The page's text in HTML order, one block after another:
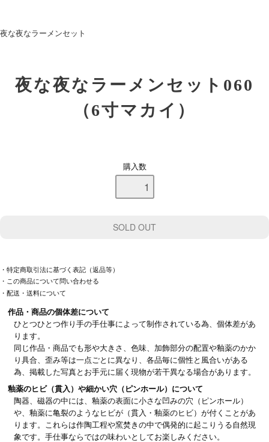
夜な夜なラーメンセット
夜な夜なラーメンセット060
（6寸マカイ）
購入数
・特定商取引法に基づく表記（返品等）
・この商品について問い合わせる
・配送・送料について
作品・商品の個体差について
ひとつひとつ作り手の手仕事によって制作されている為、個体差があ
ります。
同じ作品・商品でも形や大きさ、色味、加飾部分の配置や釉薬のかか
り具合、歪み等は一点ごとに異なり、各品毎に個性と風合いがある
為、掲載した写真とお手元に届く現物が若干異なる場合があります。
釉薬のヒビ（貫入）や細かい穴（ピンホール）について
陶器、磁器の中には、釉薬の表面に小さな凹みの穴（ピンホール）
や、釉薬に亀裂のようなヒビが（貫入・釉薬のヒビ）が付くことがあ
ります。これらは作陶工程や窯焚きの中で偶発的に起こりうる自然現
象です。手仕事ならではの味わいとしてお楽しみください。